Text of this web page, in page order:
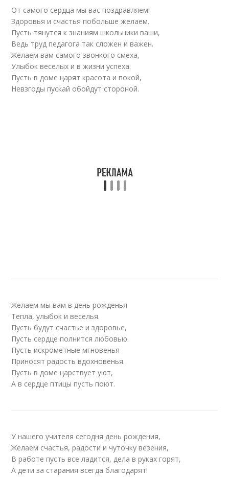
От самого сердца мы вас поздравляем!
Здоровья и счастья побольше желаем.
Пусть тянутся к знаниям школьники ваши,
Ведь труд педагога так сложен и важен.
Желаем вам самого звонкого смеха,
Улыбок веселых и в жизни успеха.
Пусть в доме царят красота и покой,
Невзгоды пускай обойдут стороной.
Желаем мы вам в день рожденья
Тепла, улыбок и веселья.
Пусть будут счастье и здоровье,
Пусть сердце полнится любовью.
Пусть искрометные мгновенья
Приносят радость вдохновенья.
Пусть в доме царствует уют,
А в сердце птицы пусть поют.
У нашего учителя сегодня день рождения,
Желаем счастья, радости и чуточку везения,
В работе пусть все ладится, дела в руках горят,
А дети за старания всегда благодарят!